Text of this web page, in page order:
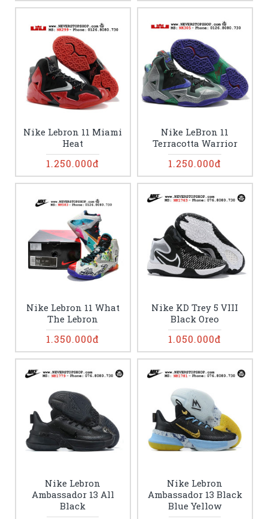
Nike Lebron 11 Miami
Heat
1.250.000đ
Nike LeBron 11
Terracotta Warrior
1.250.000đ
Nike Lebron 11 What
The Lebron
1.350.000đ
Nike KD Trey 5 VIII
Black Oreo
1.050.000đ
Nike Lebron
Ambassador 13 All
Black
Nike Lebron
Ambassador 13 Black
Blue Yellow